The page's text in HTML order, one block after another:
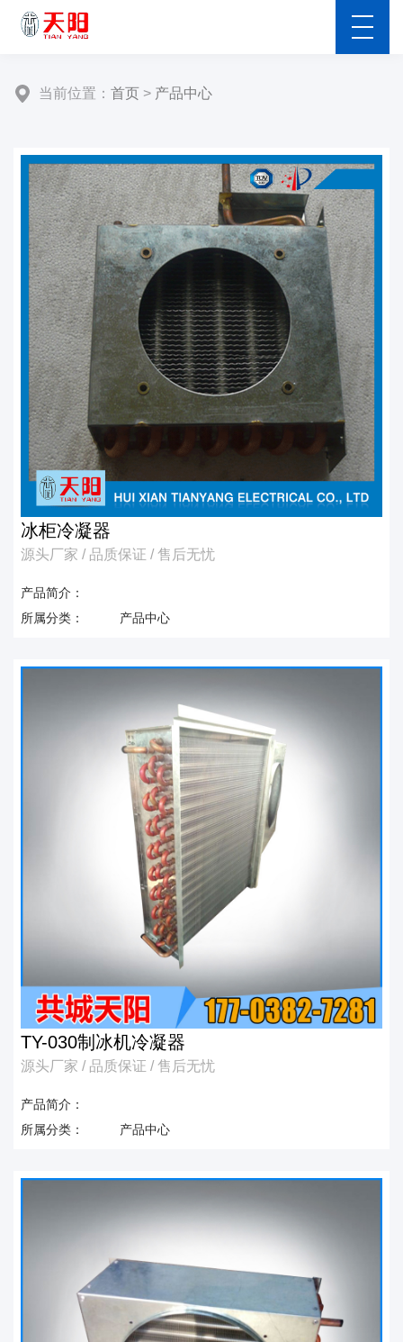
当前位置： 首页 > 产品中心
冰柜冷凝器
源头厂家 / 品质保证 / 售后无忧
产品简介：
所属分类：
产品中心
TY-030制冰机冷凝器
源头厂家 / 品质保证 / 售后无忧
产品简介：
所属分类：
产品中心